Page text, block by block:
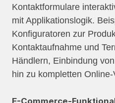
Kontaktformulare
mit Applikationslogik.
Konfiguratoren zur
Kontaktaufnahme und
Händlern, Einbindung
hin zu kompletten
E-Commerce-